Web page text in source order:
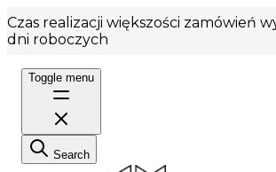
Czas realizacji większości zamówień
dni roboczych
Toggle menu
Search